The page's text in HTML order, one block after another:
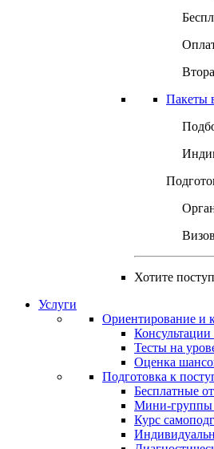
Пакеты
Хотите
Услуги
Ориентирование и
Тесты на
Оценка
Подготовка к
Бесплатные
Мини-группы
Курс